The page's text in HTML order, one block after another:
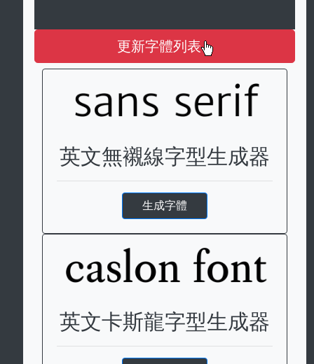
更新字體列表
英文無襯線字型生成器
生成字體
英文卡斯龍字型生成器